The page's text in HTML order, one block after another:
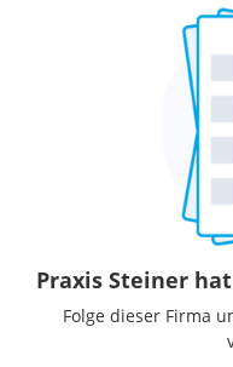
Praxis Steiner
Folge dieser Firma